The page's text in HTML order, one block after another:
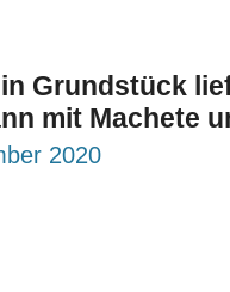
Grundstück
mit Machete
2020